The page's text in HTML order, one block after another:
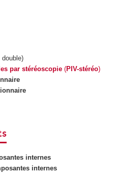
par stéréoscopie(PIV-stéréo)
internes
internes